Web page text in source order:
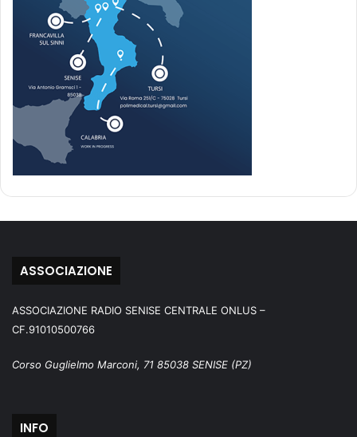
ASSOCIAZIONE
ASSOCIAZIONE RADIO SENISE CENTRALE ONLUS –
CF.91010500766
Corso Guglielmo Marconi, 71 85038 SENISE (PZ)
INFO